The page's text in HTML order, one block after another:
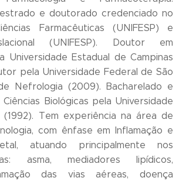
e doutorado credenciado no
Farmacêuticas (UNIFESP) e
(UNIFESP). Doutor em
Universidade Estadual de Campinas
pela Universidade Federal de São
Nefrologia (2009). Bacharelado e
Ciências Biológicas pela Universidade
Tem experiência na área de
com ênfase em Inflamação e
atuando principalmente nos
asma, mediadores lipídicos,
das vias aéreas, doença